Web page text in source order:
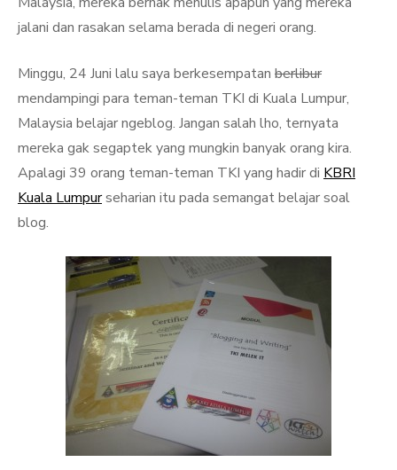
jalani dan rasakan selama berada di negeri orang.
Minggu, 24 Juni lalu saya berkesempatan berlibur
mendampingi para teman-teman TKI di Kuala Lumpur,
Malaysia belajar ngeblog. Jangan salah lho, ternyata
mereka gak segaptek yang mungkin banyak orang kira.
Apalagi 39 orang teman-teman TKI yang hadir di KBRI
Kuala Lumpurseharian itu pada semangat belajar soal
blog.